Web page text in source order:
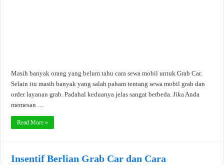
Masih banyak orang yang belum tahu cara sewa mobil untuk Grab Car.
Selain itu masih banyak yang salah paham tentang sewa mobil grab dan
order layanan grab. Padahal keduanya jelas sangat berbeda. Jika Anda
memesan …
Read More »
Insentif Berlian Grab Car dan Cara